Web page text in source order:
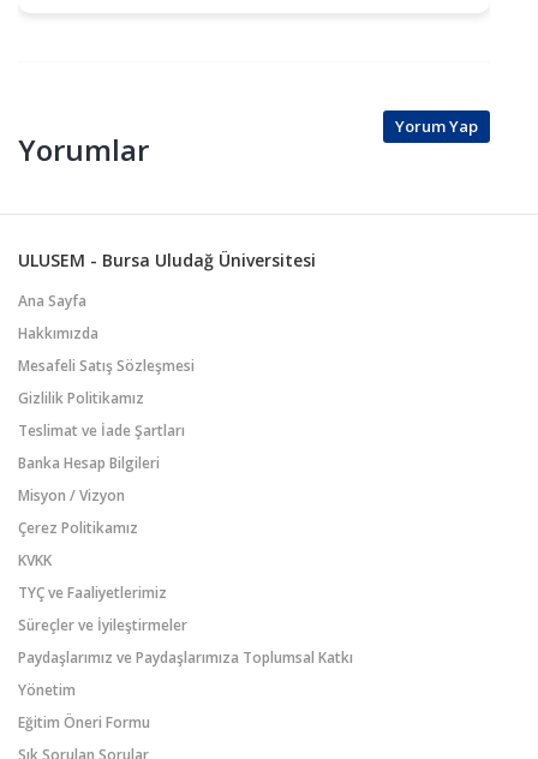
Yorumlar
Yorum Yap
ULUSEM - Bursa Uludağ Üniversitesi
Ana Sayfa
Hakkımızda
Mesafeli Satış Sözleşmesi
Gizlilik Politikamız
Teslimat ve İade Şartları
Banka Hesap Bilgileri
Misyon / Vizyon
Çerez Politikamız
KVKK
TYÇ ve Faaliyetlerimiz
Süreçler ve İyileştirmeler
Paydaşlarımız ve Paydaşlarımıza Toplumsal Katkı
Yönetim
Eğitim Öneri Formu
Sık Sorulan Sorular